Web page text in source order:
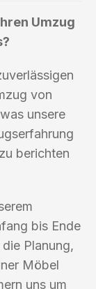
Umzug
von
unsere
berichten
bis Ende
Planung,
Möbel
uns um